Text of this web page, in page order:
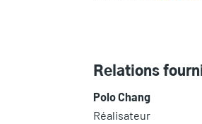
Relations
Polo Chang
Réalisateur